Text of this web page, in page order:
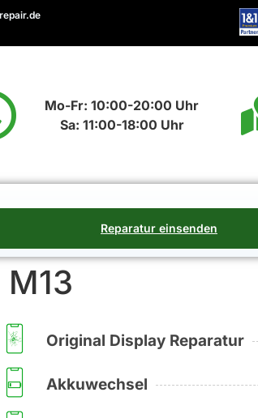
Mo-Fr: 10:00-20:00 Uhr
Sa: 11:00-18:00 Uhr
Reparatur einsenden
Original Display Reparatur
Akkuwechsel